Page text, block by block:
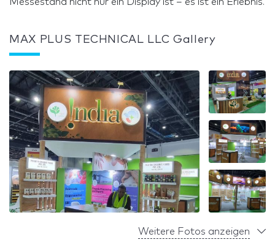
MAX PLUS TECHNICAL LLC Gallery
Weitere Fotos anzeigen